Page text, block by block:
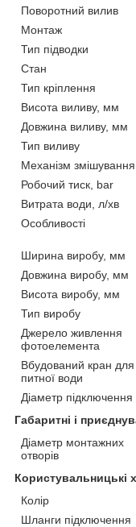
Поворотний вилив
Монтаж
Тип підводки
Стан
Тип кріплення
Висота виливу, мм
Довжина виливу, мм
Тип виливу
Механізм змішування
Робочий тиск, bar
Витрата води, л/хв
Особливості
Ширина виробу, мм
Довжина виробу, мм
Висота виробу, мм
Тип виробу
Джерело живлення
фотоелемента
Вбудований кран для
питної води
Діаметр підключення
Габаритні і
Діаметр монтажних
отворів
Користувальницькі
Колір
Шланги підключення